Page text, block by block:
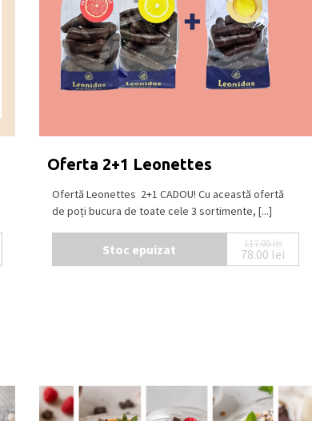
Oferta 2+1 Leonettes
Ofertă Leonettes 2+1 CADOU! Cu această ofertă
de poți bucura de toate cele 3 sortimente, [...]
Stoc epuizat 117.00lei
Prețul
78.00 lei
Prețul